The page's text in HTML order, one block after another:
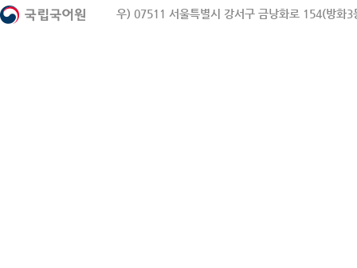
우) 07511 서울특별시 강서구 금낭화로 154(방화3